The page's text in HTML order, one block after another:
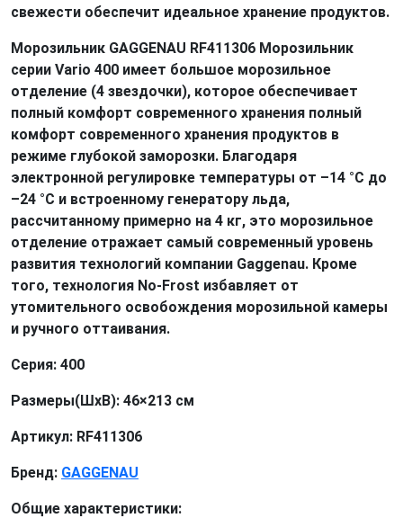
свежести обеспечит идеальное хранение продуктов.
Морозильник GAGGENAU RF411306 Морозильник
серии Vario 400 имеет большое морозильное
отделение (4 звездочки), которое обеспечивает
полный комфорт современного хранения полный
комфорт современного хранения продуктов в
режиме глубокой заморозки. Благодаря
электронной регулировке температуры от –14 °C до
–24 °C и встроенному генератору льда,
рассчитанному примерно на 4 кг, это морозильное
отделение отражает самый современный уровень
развития технологий компании Gaggenau. Кроме
того, технология No-Frost избавляет от
утомительного освобождения морозильной камеры
и ручного оттаивания.
Серия: 400
Размеры(ШxВ): 46×213 см
Артикул: RF411306
Бренд: GAGGENAU
Общие характеристики: